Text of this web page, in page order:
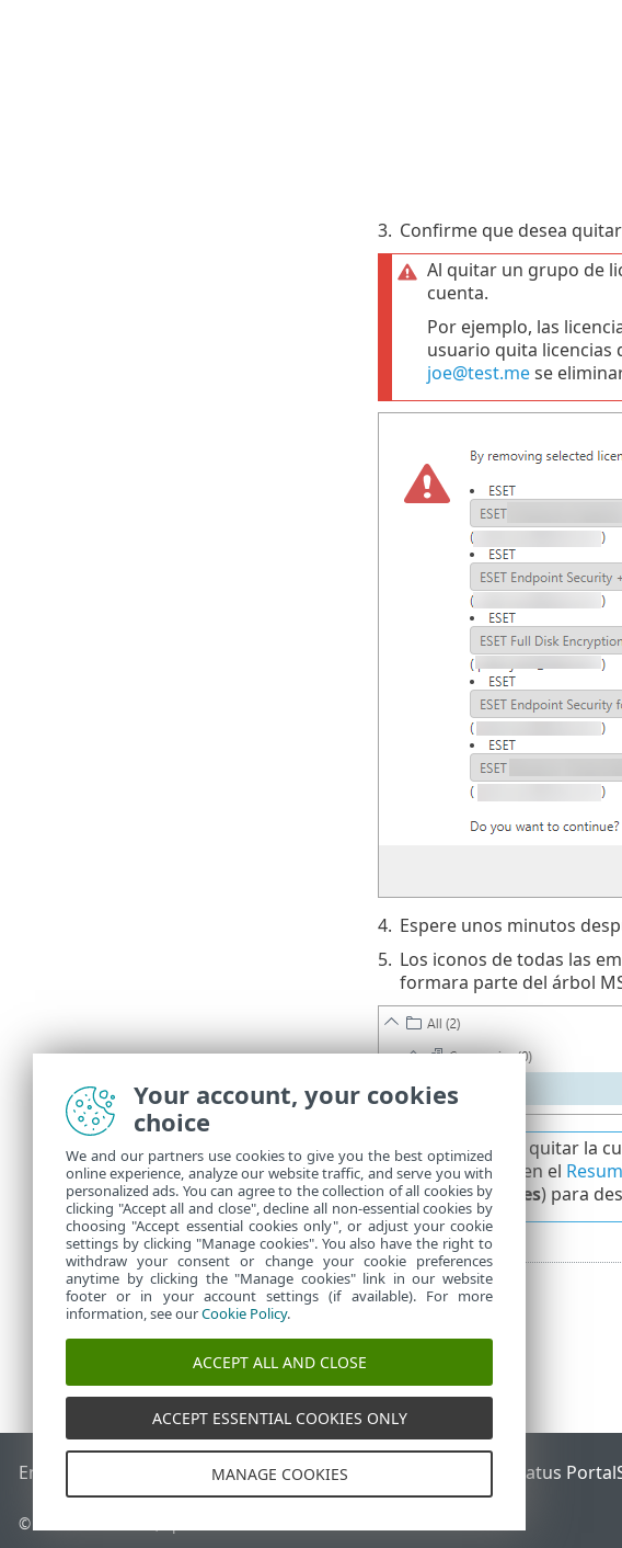
3. Confirme que desea
Al quitar un grupo de
cuenta.
Por ejemplo, las
usuario quita licencias
joe@test.mese
4. Espere unos minutos
5. Los iconos de todas las
formara parte del árbol
Después de quitar la
conectado
en el
Ordenadores) para
End of Life Base de conocimiento de ESET ESET Status Portal
© 1992 - 2026 ESET, spol. s r.o. Todos los derechos reservados.
Your account, your cookies
choice
We and our partners use cookies to give you the best optimized
online experience, analyze our website traffic, and serve you with
personalized ads. You can agree to the collection of all cookies by
clicking "Accept all and close", decline all non-essential cookies by
choosing "Accept essential cookies only", or adjust your cookie
settings by clicking "Manage cookies". You also have the right to
withdraw your consent or change your cookie preferences
anytime by clicking the "Manage cookies" link in our website
footer or in your account settings (if available). For more
information, see ourCookie Policy.
ACCEPT ALL AND CLOSE
ACCEPT ESSENTIAL COOKIES ONLY
MANAGE COOKIES